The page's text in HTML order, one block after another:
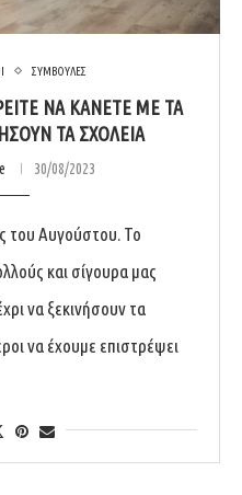
ΣΥΜΒΟΥΛΕΣ
ΝΑ ΚΑΝΕΤΕ ΜΕ ΤΑ
ΤΑ ΣΧΟΛΕΙΑ
30/08/2023
του Αυγούστου. Το
και σίγουρα μας
να ξεκινήσουν τα
να έχουμε επιστρέψει